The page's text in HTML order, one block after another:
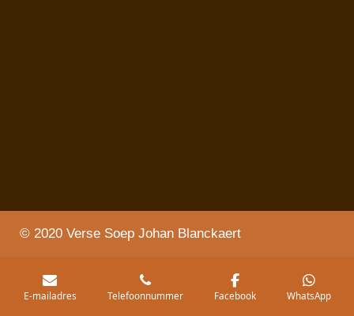
© 2020 Verse Soep Johan Blanckaert
E-mailadres Telefoonnummer Facebook WhatsApp